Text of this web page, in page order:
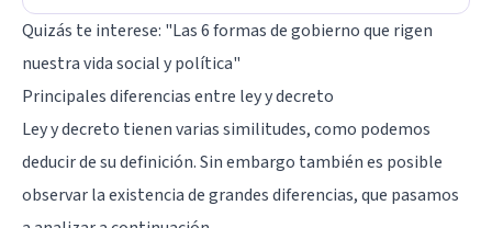
Quizás te interese: "Las 6 formas de gobierno que rigen
nuestra vida social y política"
Principales diferencias entre ley y decreto
Ley y decreto tienen varias similitudes, como podemos
deducir de su definición. Sin embargo también es posible
observar la existencia de grandes diferencias, que pasamos